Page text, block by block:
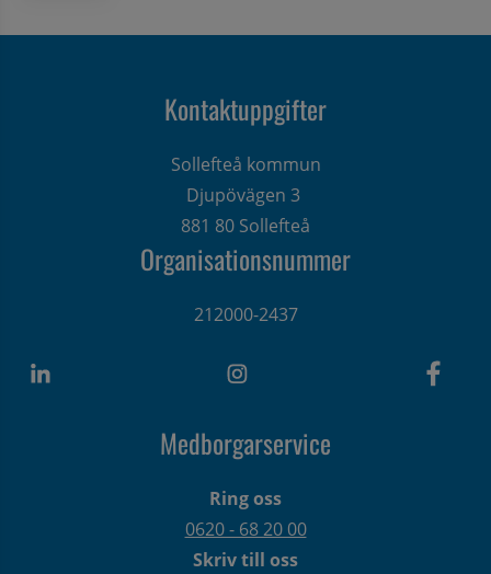
Kontaktuppgifter
Sollefteå kommun
Djupövägen 3
881 80 Sollefteå
Organisationsnummer
212000-2437
Medborgarservice
Ring oss
0620 - 68 20 00
Skriv till oss